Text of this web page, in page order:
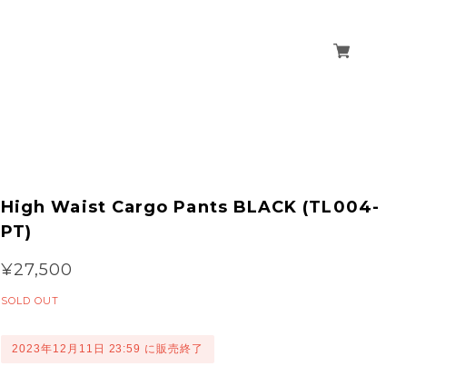
High Waist Cargo Pants BLACK (TL004-
PT)
¥27,500
SOLD OUT
2023年12月11日 23:59 に販売終了